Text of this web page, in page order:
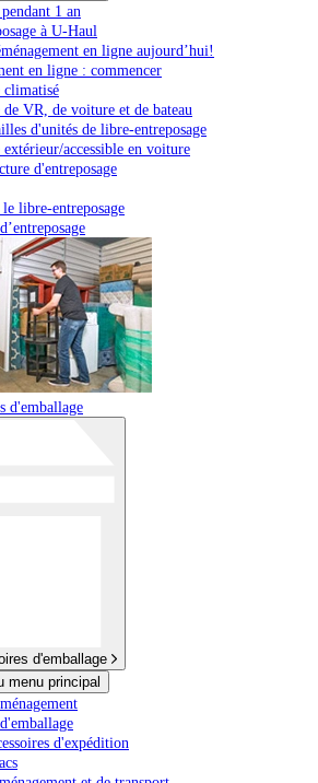
1 an
à U-Haul
en ligne aujourd’hui!
en ligne : commencer
climatisé
de VR, de voiture et de bateau
d'unités de libre-entreposage
extérieur/accessible en voiture
d'entreposage
libre-entreposage
d'emballage
d'emballage
menu principal
d'expédition